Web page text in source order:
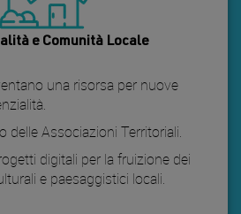
e Comunità Locale
una risorsa per nuove
delle Associazioni Territoriali.
digitali per la fruizione dei
e paesaggistici locali.